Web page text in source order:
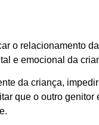
o relacionamento
e emocional da
da criança,
que o outro